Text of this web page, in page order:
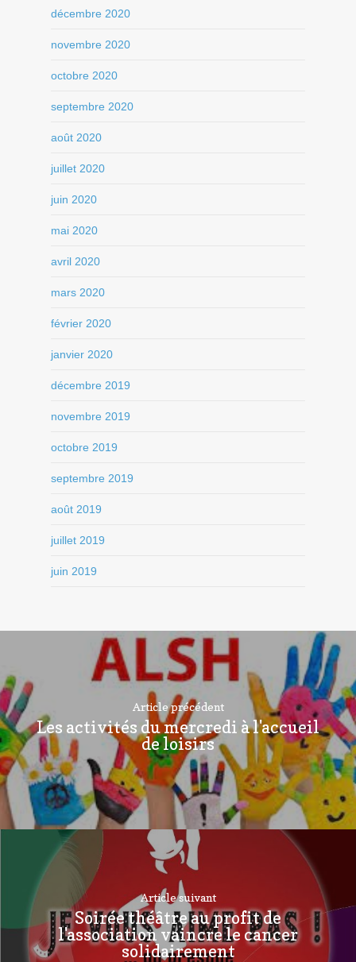
décembre 2020
novembre 2020
octobre 2020
septembre 2020
août 2020
juillet 2020
juin 2020
mai 2020
avril 2020
mars 2020
février 2020
janvier 2020
décembre 2019
novembre 2019
octobre 2019
septembre 2019
août 2019
juillet 2019
juin 2019
Article précédent
Les activités du mercredi à l'accueil
de loisirs
Article suivant
Soirée théâtre au profit de
l'association vaincre le cancer
solidairement